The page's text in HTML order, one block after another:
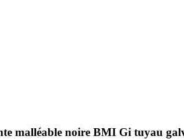
malléable noire BMI Gi tuyau